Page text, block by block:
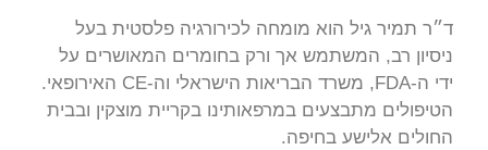
ד״ר תמיר גיל הוא מומחה לכירורגיה פלסטית בעל
ניסיון רב, המשתמש אך ורק בחומרים המאושרים על
ידי ה-FDA, משרד הבריאות הישראלי וה-CE האירופאי.
הטיפולים מתבצעים במרפאותינו בקריית מוצקין ובבית
החולים אלישע בחיפה.